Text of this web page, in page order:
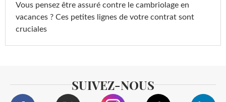
Vous pensez être assuré contre le cambriolage en
vacances ? Ces petites lignes de votre contrat sont
cruciales
SUIVEZ-NOUS